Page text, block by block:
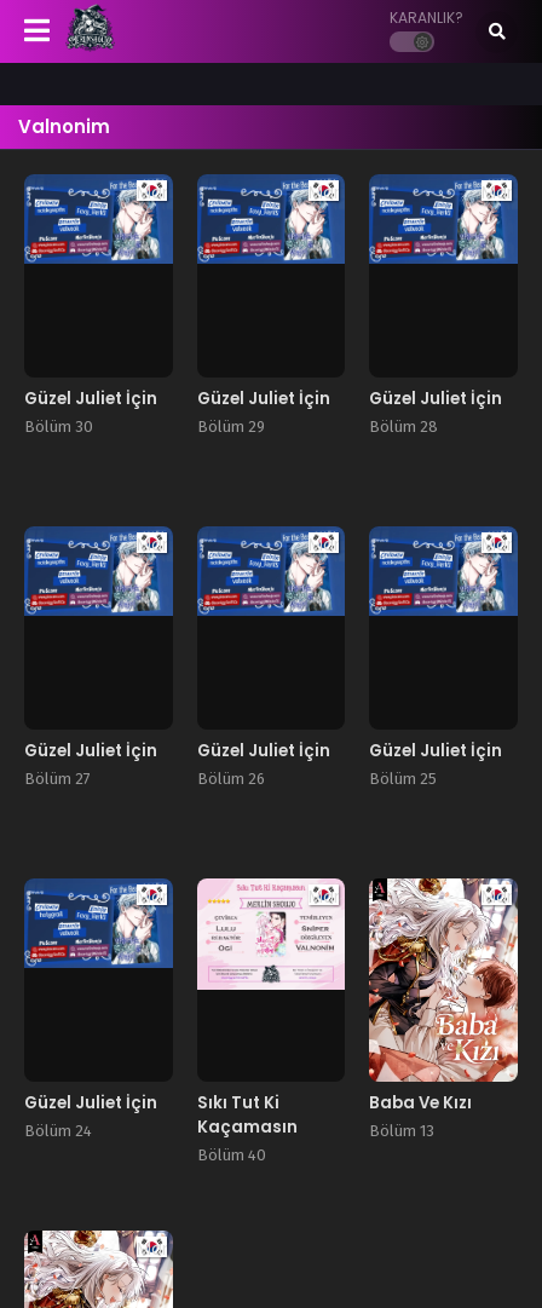
KARANLIK?
Valnonim
Manhwa
Güzel Juliet İçin
Bölüm 30
Manhwa
Güzel Juliet İçin
Bölüm 29
Güzel Juliet İçin
Bölüm 28
Manhwa
Güzel Juliet İçin
Bölüm 27
Manhwa
Güzel Juliet İçin
Bölüm 26
Güzel Juliet İçin
Bölüm 25
Manhwa
Güzel Juliet İçin
Bölüm 24
Manhwa
Sıkı Tut Ki
Kaçamasın
Bölüm 40
Baba Ve Kızı
Bölüm 13
Manhwa